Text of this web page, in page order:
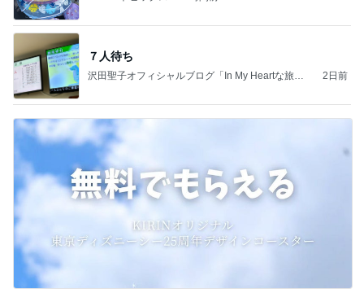
７人待ち
沢田聖子オフィシャルブログ「In My Heartな旅日
2日前